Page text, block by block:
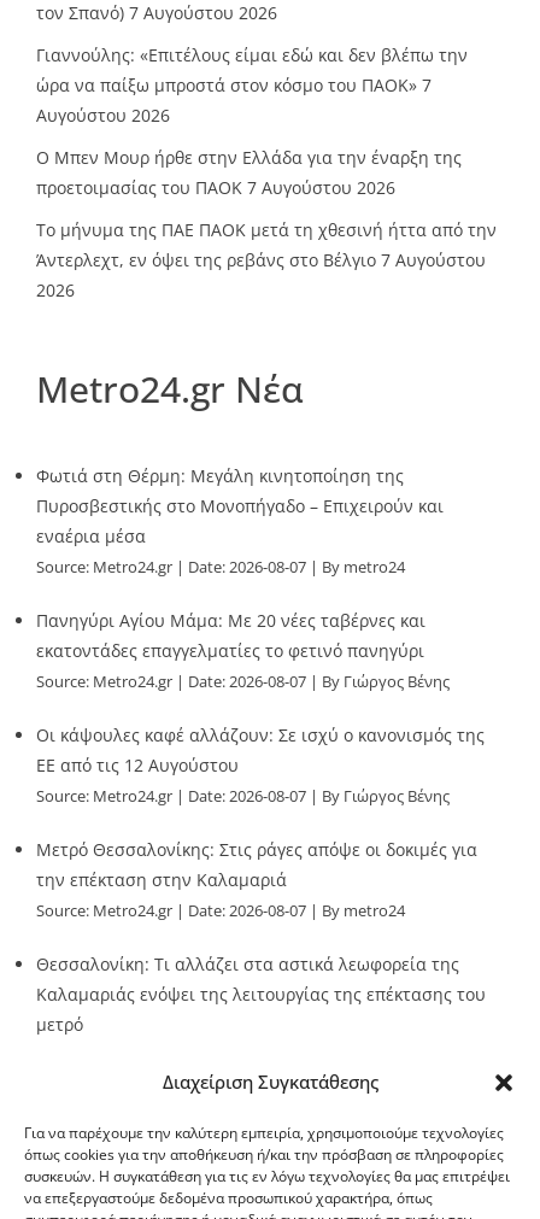
Διαχείριση Συγκατάθεσης
Για να παρέχουμε την καλύτερη εμπειρία, χρησιμοποιούμε τεχνολογίες
όπως cookies για την αποθήκευση ή/και την πρόσβαση σε πληροφορίες
συσκευών. Η συγκατάθεση για τις εν λόγω τεχνολογίες θα μας επιτρέψει
να επεξεργαστούμε δεδομένα προσωπικού χαρακτήρα, όπως
τον Σπανό) 7 Αυγούστου 2026
Γιαννούλης: «Επιτέλους είμαι εδώ και δεν βλέπω την
ώρα να παίξω μπροστά στον κόσμο του ΠΑΟΚ» 7
Αυγούστου 2026
O Mπεν Μουρ ήρθε στην Ελλάδα για την έναρξη της
προετοιμασίας του ΠΑΟΚ 7 Αυγούστου 2026
Το μήνυμα της ΠΑΕ ΠΑΟΚ μετά τη χθεσινή ήττα από την
Άντερλεχτ, εν όψει της ρεβάνς στο Βέλγιο 7 Αυγούστου
2026
Metro24.gr Νέα
Φωτιά στη Θέρμη: Μεγάλη κινητοποίηση της
Πυροσβεστικής στο Μονοπήγαδο – Επιχειρούν και
εναέρια μέσα
Source: Metro24.gr Date: 2026-08-07 By metro24
Πανηγύρι Αγίου Μάμα: Με 20 νέες ταβέρνες και
εκατοντάδες επαγγελματίες το φετινό πανηγύρι
Source: Metro24.gr Date: 2026-08-07 By Γιώργος Βένης
Οι κάψουλες καφέ αλλάζουν: Σε ισχύ ο κανονισμός της
ΕΕ από τις 12 Αυγούστου
Source: Metro24.gr Date: 2026-08-07 By Γιώργος Βένης
Μετρό Θεσσαλονίκης: Στις ράγες απόψε οι δοκιμές για
την επέκταση στην Καλαμαριά
Source: Metro24.gr Date: 2026-08-07 By metro24
Θεσσαλονίκη: Τι αλλάζει στα αστικά λεωφορεία της
Καλαμαριάς ενόψει της λειτουργίας της επέκτασης του
μετρό